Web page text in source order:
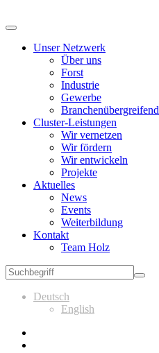
Unser Netzwerk
Über uns
Forst
Industrie
Gewerbe
Branchenübergreifend
Cluster-Leistungen
Wir vernetzen
Wir fördern
Wir entwickeln
Projekte
Aktuelles
News
Events
Weiterbildung
Kontakt
Team Holz
Deutsch
English